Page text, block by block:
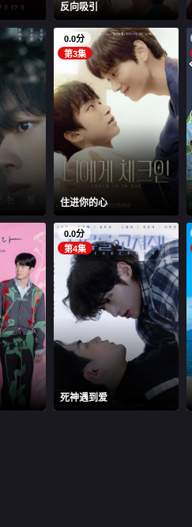
反向吸引
0.0分
第3集
住进你的心
0.0分
第4集
死神遇到爱